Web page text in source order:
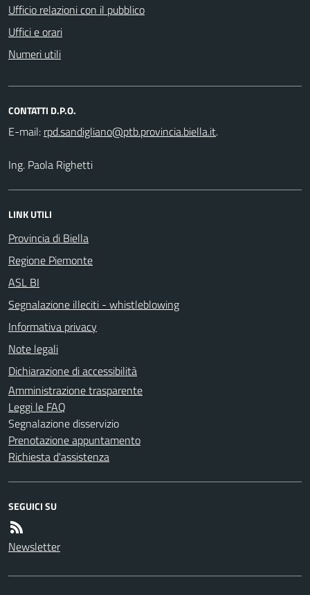
Ufficio relazioni con il pubblico
Uffici e orari
Numeri utili
CONTATTI D.P.O.
E-mail:
.
Ing. Paola Righetti
LINK UTILI
Provincia di Biella
Regione Piemonte
ASL BI
Segnalazione illeciti - whistleblowing
Informativa privacy
Note legali
Dichiarazione di accessibilità
Amministrazione trasparente
Leggi le FAQ
Segnalazione disservizio
Prenotazione appuntamento
Richiesta d'assistenza
SEGUICI SU
Newsletter